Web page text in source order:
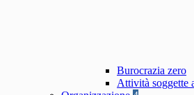
Burocrazia zero
Attività soggette